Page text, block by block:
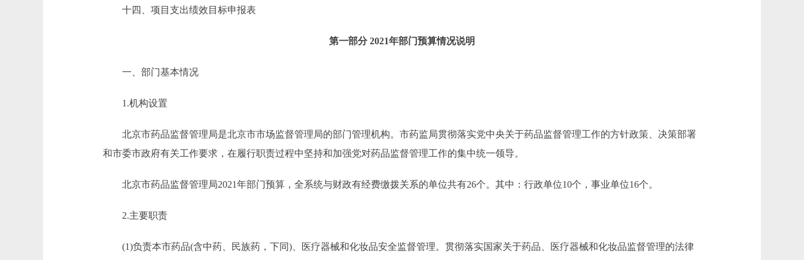
十四、项目支出绩效目标申报表
第一部分 2021年部门预算情况说明
一、部门基本情况
1.机构设置
北京市药品监督管理局是北京市市场监督管理局的部门管理机构。市药监局贯彻落实党中央关于药品监督管理工作的方针政策、决策部署
和市委市政府有关工作要求，在履行职责过程中坚持和加强党对药品监督管理工作的集中统一领导。
北京市药品监督管理局2021年部门预算，全系统与财政有经费缴拨关系的单位共有26个。其中：行政单位10个，事业单位16个。
2.主要职责
(1)负责本市药品(含中药、民族药，下同)、医疗器械和化妆品安全监督管理。贯彻落实国家关于药品、医疗器械和化妆品监督管理的法律